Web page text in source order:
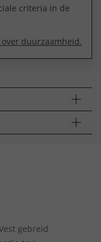
criteria in de
over duurzaamheid.
gebreid